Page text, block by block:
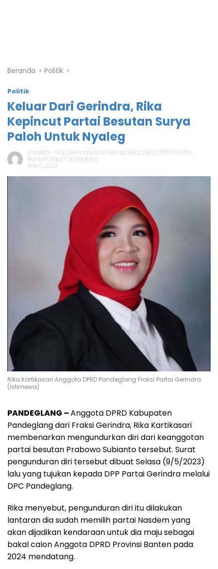
Beranda Politik
Politik
Keluar Dari Gerindra, Rika
Kepincut Partai Besutan Surya
Paloh Untuk Nyaleg
Katakita- Siap Berkontestasi Sebagai Bacaleg DPRD Provinsi
Banten Dapil Pandeglang
Mei 11, 2023
Rika Kartikasari Anggota DPRD Pandeglang Fraksi Partai Gerindra
(Istimewa)
PANDEGLANG –Anggota DPRD Kabupaten
Pandeglang dari Fraksi Gerindra, Rika Kartikasari
membenarkan mengundurkan diri dari keanggotan
partai besutan Prabowo Subianto tersebut. Surat
pengunduran diri tersebut dibuat Selasa (9/5/2023)
lalu yang tujukan kepada DPP Partai Gerindra melalui
DPC Pandeglang.
Rika menyebut, pengunduran diri itu dilakukan
lantaran dia sudah memilih partai Nasdem yang
akan dijadikan kendaraan untuk dia maju sebagai
bakal calon Anggota DPRD Provinsi Banten pada
2024 mendatang.